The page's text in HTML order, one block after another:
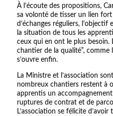
À l’écoute des propositions,
sa volonté de tisser un lien fort
d’échanges réguliers, l’objectif
la situation de tous les
ceux qui en ont le plus besoin.
chantier de la qualité”, comme
s’ouvre enfin.
La Ministre et l’association
nombreux chantiers restent à
apprentis un
ruptures de contrat et de
L’association se félicite